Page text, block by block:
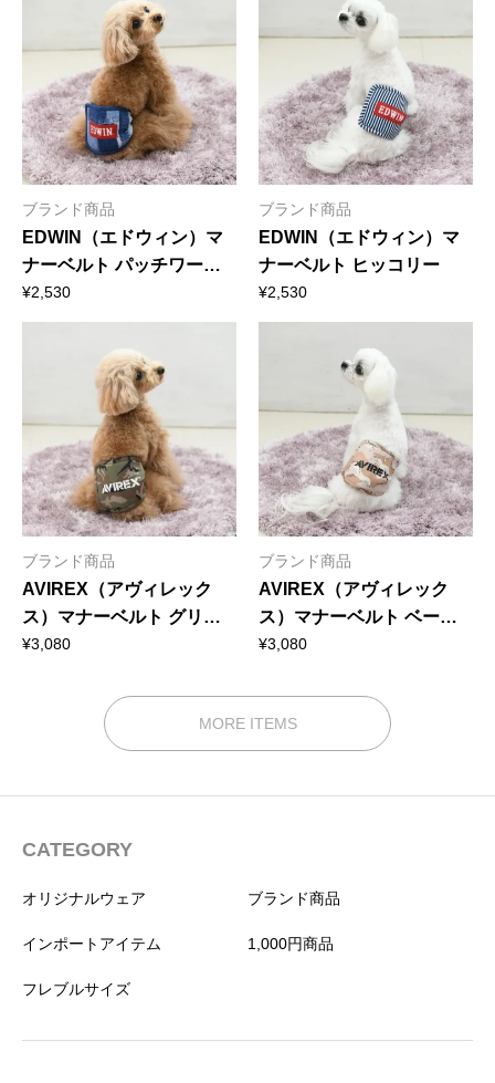
ブランド商品
EDWIN（エドウィン）マ
ナーベルト パッチワーク
デニムプリント
¥2,530
ブランド商品
EDWIN（エドウィン）マ
ナーベルト ヒッコリー
¥2,530
ブランド商品
AVIREX（アヴィレック
ス）マナーベルト グリー
ンカモ
¥3,080
ブランド商品
AVIREX（アヴィレック
ス）マナーベルト ベージ
ュカモ
¥3,080
MORE ITEMS
CATEGORY
オリジナルウェア ブランド商品
インポートアイテム 1,000円商品
フレブルサイズ